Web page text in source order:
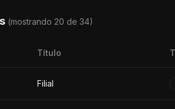
(mostrando 20 de 34)
Título
Filial